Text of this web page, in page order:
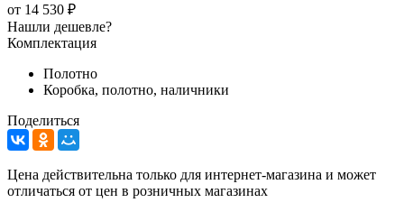
от 14 530 ₽
Нашли дешевле?
Комплектация
Полотно
Коробка, полотно, наличники
Поделиться
Цена действительна только для интернет-магазина и может
отличаться от цен в розничных магазинах